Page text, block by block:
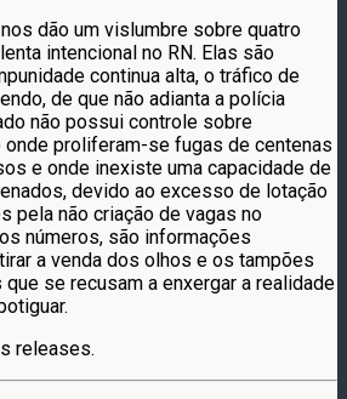
dão um vislumbre sobre quatro
intencional no RN. Elas são
continua alta, o tráfico de
de que não adianta a polícia
não possui controle sobre
proliferam-se fugas de centenas
e onde inexiste uma capacidade de
devido ao excesso de lotação
pela não criação de vagas no
números, são informações
a venda dos olhos e os tampões
se recusam a enxergar a realidade
releases.